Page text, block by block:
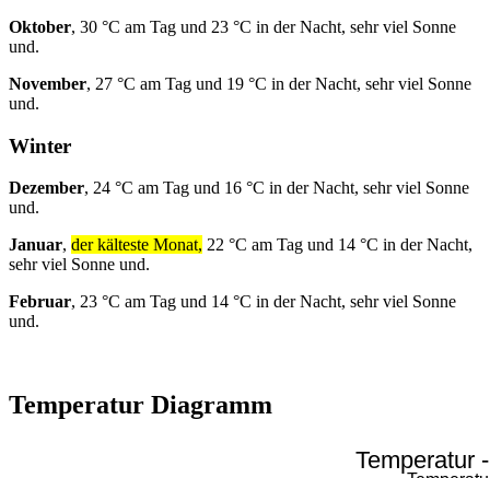
Oktober, 30 °C am Tag und 23 °C in der Nacht, sehr viel Sonne
und.
November, 27 °C am Tag und 19 °C in der Nacht, sehr viel Sonne
und.
Winter
Dezember, 24 °C am Tag und 16 °C in der Nacht, sehr viel Sonne
und.
Januar, der kälteste Monat, 22 °C am Tag und 14 °C in der Nacht,
sehr viel Sonne und.
Februar, 23 °C am Tag und 14 °C in der Nacht, sehr viel Sonne
und.
Temperatur Diagramm